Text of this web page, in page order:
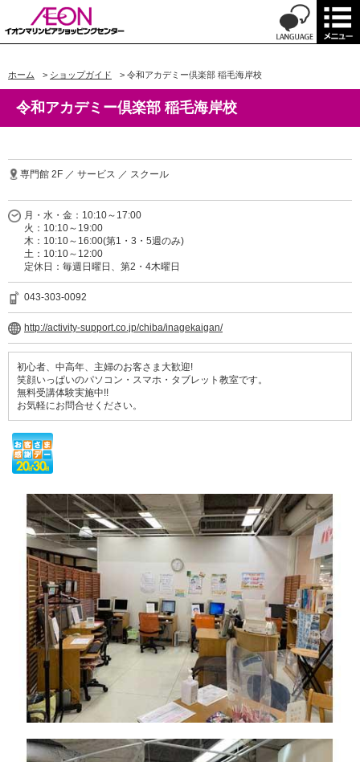
ホーム > ショップガイド > 令和アカデミー倶楽部 稲毛海岸校
令和アカデミー倶楽部 稲毛海岸校
専門館 2F ／ サービス ／ スクール
月・水・金：10:10～17:00
火：10:10～19:00
木：10:10～16:00(第1・3・5週のみ)
土：10:10～12:00
定休日：毎週日曜日、第2・4木曜日
043-303-0092
http://activity-support.co.jp/chiba/inagekaigan/
初心者、中高年、主婦のお客さま大歓迎!
笑顔いっぱいのパソコン・スマホ・タブレット教室です。
無料受講体験実施中!!
お気軽にお問合せください。